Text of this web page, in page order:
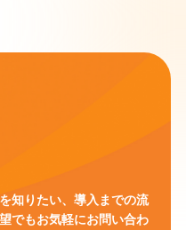
ジョンアップし、学生
「AIフィードバック機
社】
能雑技団によるゲスト
知りたい、導入までの流
でもお気軽にお問い合わ